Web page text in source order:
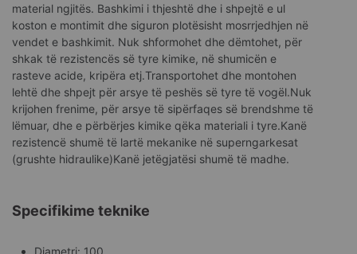
material ngjitës. Bashkimi i thjeshtë dhe i shpejtë e ul
koston e montimit dhe siguron plotësisht mosrrjedhjen në
vendet e bashkimit. Nuk shformohet dhe dëmtohet, për
shkak të rezistencës së tyre kimike, në shumicën e
rasteve acide, kripëra etj.Transportohet dhe montohen
lehtë dhe shpejt për arsye të peshës së tyre të vogël.Nuk
krijohen frenime, për arsye të sipërfaqes së brendshme të
lëmuar, dhe e përbërjes kimike qëka materiali i tyre.Kanë
rezistencë shumë të lartë mekanike në superngarkesat
(grushte hidraulike)Kanë jetëgjatësi shumë të madhe.
Specifikime teknike
Diametri: 100